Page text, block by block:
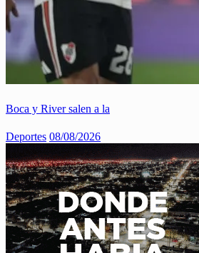
Boca y River salen a la
Deportes 08/08/2026